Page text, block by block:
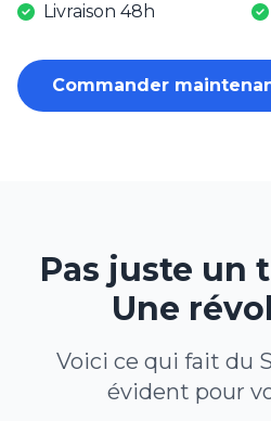
Livraison 48h
Commander
Pas juste un
Une
Voici ce qui fait du
évident pour